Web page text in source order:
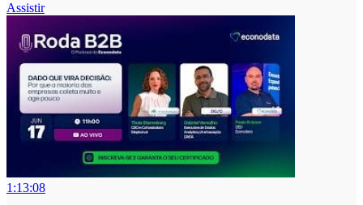
Assistir
1:13:08